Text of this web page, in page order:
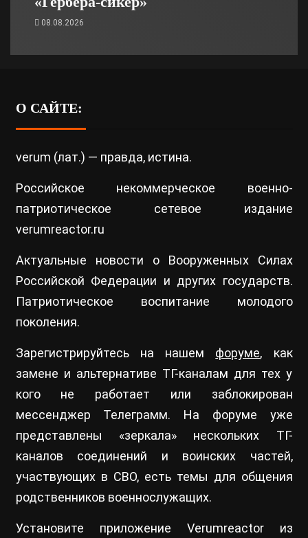
08.08.2026
О САЙТЕ:
verum (лат.) — правда, истина.
Российское некоммерческое военно-
патриотическое сетевое издание
verumreactor.ru
Актуальные новости о Вооруженных Силах
Российской Федерации и других государств.
Патриотическое воспитание молодого
поколения.
Зарегистрируйтесь на нашем форуме, как
замене и альтернативе ТГ-каналам для тех у
кого не работает или заблокирован
мессенджер Телеграмм. На форуме уже
представлены «зеркала» нескольких ТГ-
каналов соединений и воинских частей,
участвующих в СВО, есть темы для общения
родственников военнослужащих.
Установите приложение Verumreactor из